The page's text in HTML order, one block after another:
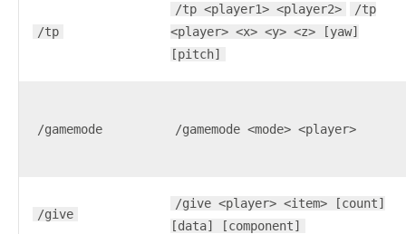
/tp
/tp <player1> <player2>
/tp
<player> <x> <y> <z> [yaw]
[pitch]
/gamemode /gamemode <mode> <player>
/give
/give <player> <item> [count]
[data] [component]